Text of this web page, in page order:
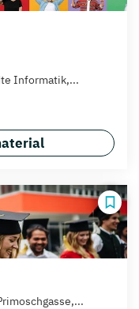
Informatik,...